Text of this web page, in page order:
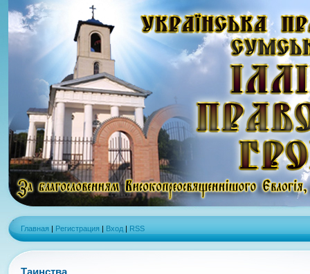
Главная | Регистрация | Вход | RSS
Таинства